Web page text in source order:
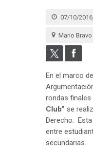
07/10/
Mario
En el marco
rondas
Club” se
Derecho.
entre
secundarias.